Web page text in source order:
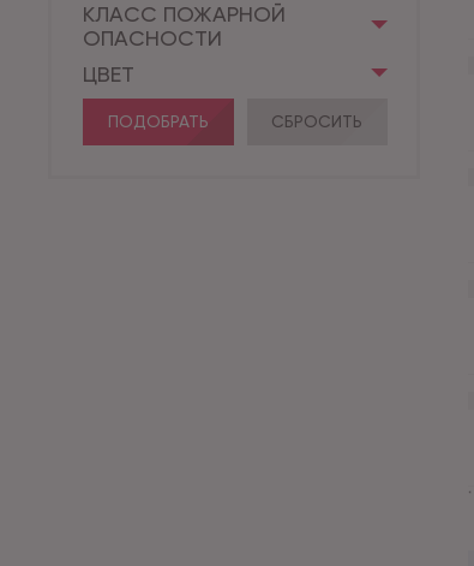
КЛАСС ПОЖАРНОЙ
ОПАСНОСТИ
ЦВЕТ
ПОДОБРАТЬ СБРОСИТЬ
*